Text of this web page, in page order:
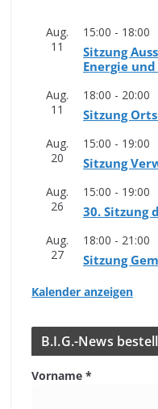
Aug.
11
15:00 - 18:00
Sit­zung
Ener­gie
Aug.
11
18:00 - 20:00
Sit­zung
Aug.
20
15:00 - 19:00
Sit­zung
Aug.
26
15:00 - 19:00
30. Sit­zung
Aug.
27
18:00 - 21:00
Sit­zung
Kalender anzeigen
B.I.G.-News
Vorname *